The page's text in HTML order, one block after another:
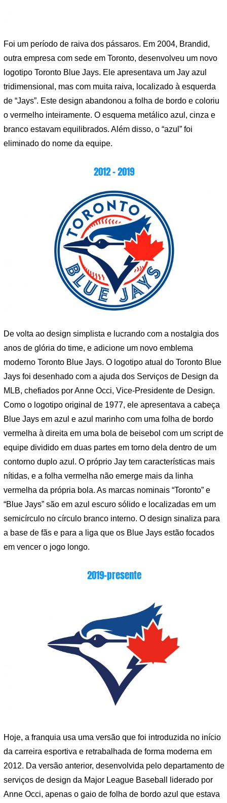
Foi um período de raiva dos pássaros. Em 2004, Brandid,
outra empresa com sede em Toronto, desenvolveu um novo
logotipo Toronto Blue Jays. Ele apresentava um Jay azul
tridimensional, mas com muita raiva, localizado à esquerda
de “Jays”. Este design abandonou a folha de bordo e coloriu
o vermelho inteiramente. O esquema metálico azul, cinza e
branco estavam equilibrados. Além disso, o “azul” foi
eliminado do nome da equipe.
2012 – 2019
De volta ao design simplista e lucrando com a nostalgia dos
anos de glória do time, e adicione um novo emblema
moderno Toronto Blue Jays. O logotipo atual do Toronto Blue
Jays foi desenhado com a ajuda dos Serviços de Design da
MLB, chefiados por Anne Occi, Vice-Presidente de Design.
Como o logotipo original de 1977, ele apresentava a cabeça
Blue Jays em azul e azul marinho com uma folha de bordo
vermelha à direita em uma bola de beisebol com um script de
equipe dividido em duas partes em torno dela dentro de um
contorno duplo azul. O próprio Jay tem características mais
nítidas, e a folha vermelha não emerge mais da linha
vermelha da própria bola. As marcas nominais “Toronto” e
“Blue Jays” são em azul escuro sólido e localizadas em um
semicírculo no círculo branco interno. O design sinaliza para
a base de fãs e para a liga que os Blue Jays estão focados
em vencer o jogo longo.
2019-presente
Hoje, a franquia usa uma versão que foi introduzida no início
da carreira esportiva e retrabalhada de forma moderna em
2012. Da versão anterior, desenvolvida pelo departamento de
serviços de design da Major League Baseball liderado por
Anne Occi, apenas o gaio de folha de bordo azul que estava